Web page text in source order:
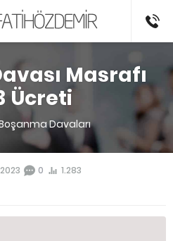
Masrafı
Ücreti
Davaları
0 1.283